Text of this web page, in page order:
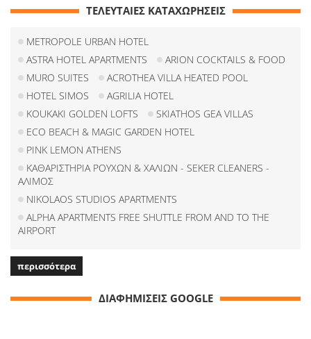
ΤΕΛΕΥΤΑΙΕΣ ΚΑΤΑΧΩΡΗΣΕΙΣ
METROPOLE URBAN HOTEL
ASTRA HOTEL APARTMENTS
ARION COCKTAILS & FOOD
MURO SUITES
ACROTHEA VILLA HEATED POOL
HOTEL SIMOS
AGRILIA HOTEL
KOUKAKI GOLDEN LOFTS
SKIATHOS GEA VILLAS
ECO BEACH & MAGIC GARDEN HOTEL
PINK LEMON ATHENS
ΚΑΘΑΡΙΣΤΗΡΙΑ ΡΟΥΧΩΝ & ΧΑΛΙΩΝ - SEKER CLEANERS -
ΑΛΙΜΟΣ
NIKOLAOS STUDIOS APARTMENTS
ALPHA APARTMENTS FREE SHUTTLE FROM AND TO THE
AIRPORT
περισσότερα
ΔΙΑΦΗΜΙΣΕΙΣ GOOGLE